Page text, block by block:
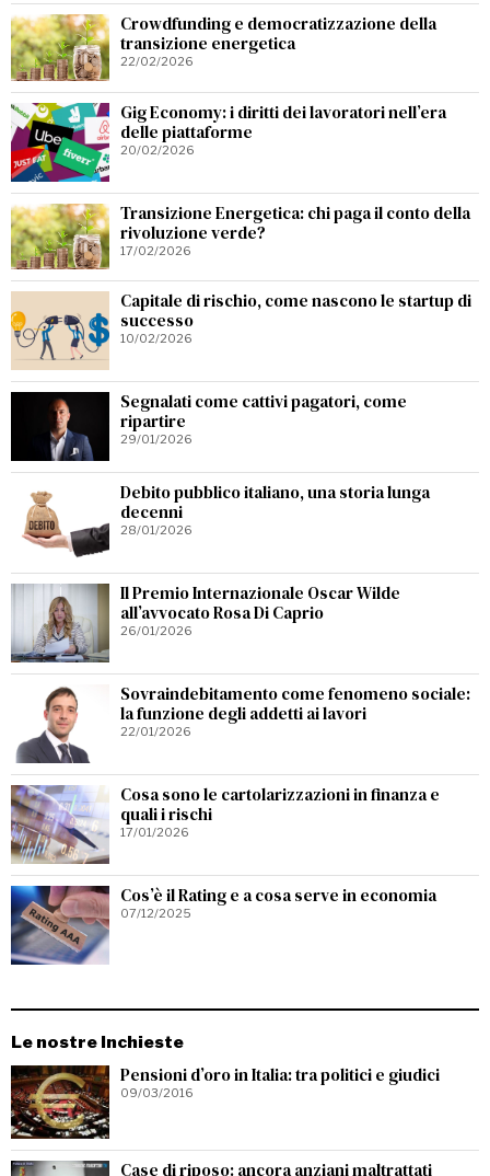
Crowdfunding e democratizzazione della
transizione energetica
22/02/2026
Gig Economy: i diritti dei lavoratori nell’era
delle piattaforme
20/02/2026
Transizione Energetica: chi paga il conto della
rivoluzione verde?
17/02/2026
Capitale di rischio, come nascono le startup di
successo
10/02/2026
Segnalati come cattivi pagatori, come
ripartire
29/01/2026
Debito pubblico italiano, una storia lunga
decenni
28/01/2026
Il Premio Internazionale Oscar Wilde
all’avvocato Rosa Di Caprio
26/01/2026
Sovraindebitamento come fenomeno sociale:
la funzione degli addetti ai lavori
22/01/2026
Cosa sono le cartolarizzazioni in finanza e
quali i rischi
17/01/2026
Cos’è il Rating e a cosa serve in economia
07/12/2025
Le nostre Inchieste
Pensioni d’oro in Italia: tra politici e giudici
09/03/2016
Case di riposo: ancora anziani maltrattati